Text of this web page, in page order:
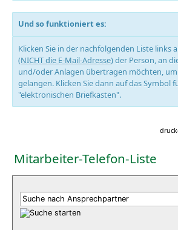
Und so funktioniert es:
Klicken Sie in der nachfolgenden Liste links
(NICHT die E-Mail-Adresse) der Person, an
und/oder Anlagen übertragen möchten,
gelangen. Klicken Sie dann auf das Symbol
"elektronischen Briefkasten".
Mitarbeiter-Telefon-Liste